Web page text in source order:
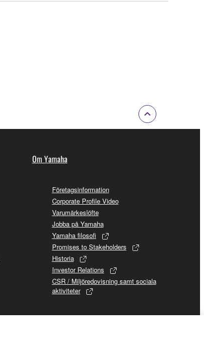
Om Yamaha
Företagsinformation
Corporate Profile Video
Varumärkeslöfte
Jobba på Yamaha
Yamaha filosofi
Promises to Stakeholders
Historia
Investor Relations
CSR / Miljöredovisning samt sociala
aktiviteter